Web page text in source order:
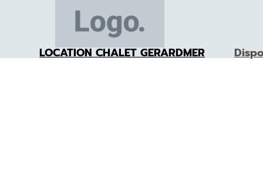
LOCATION CHALET GERARDMER